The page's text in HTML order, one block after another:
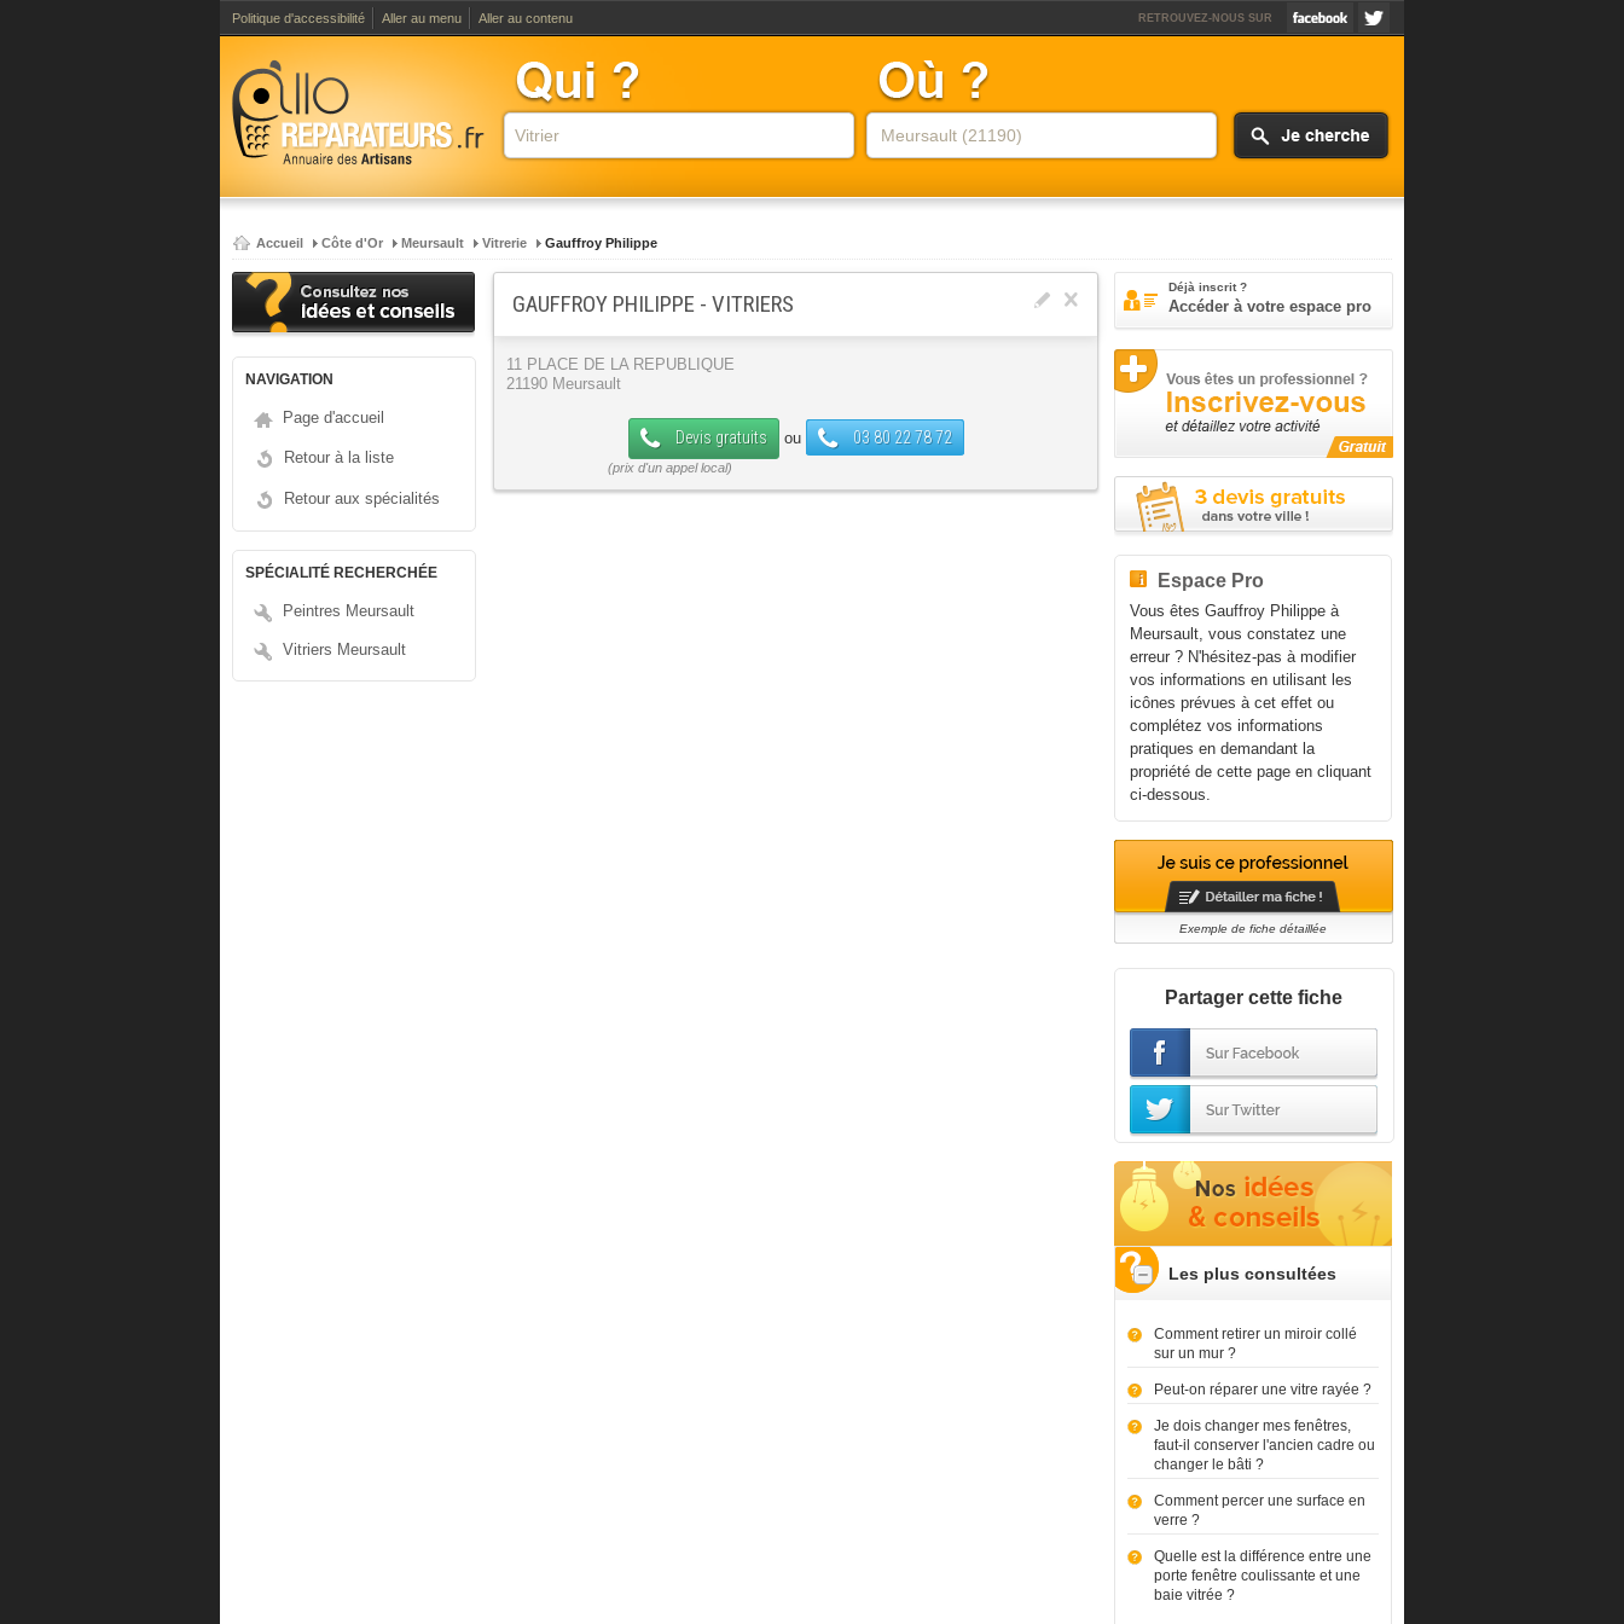
Politique d'accessibilité Aller au menu Aller au contenu RETROUVEZ-NOUS SUR
Accueil Côte d'Or Meursault Vitrerie Gauffroy Philippe
NAVIGATION
Page d'accueil
Retour à la liste
Retour aux spécialités
SPÉCIALITÉ RECHERCHÉE
Peintres Meursault
Vitriers Meursault
GAUFFROY PHILIPPE - VITRIERS
11 PLACE DE LA REPUBLIQUE
21190 Meursault
Devis gratuits ou 03 80 22 78 72
Déjà inscrit ?
Accéder à votre espace pro
Espace Pro
Vous êtes Gauffroy Philippe à
Meursault, vous constatez une
erreur ? N'hésitez-pas à modifier
vos informations en utilisant les
icônes prévues à cet effet ou
complétez vos informations
pratiques en demandant la
propriété de cette page en cliquant
ci-dessous.
Exemple de fiche détaillée
Partager cette fiche
Les plus consultées
Comment retirer un miroir collé
sur un mur ?
Peut-on réparer une vitre rayée ?
Je dois changer mes fenêtres,
faut-il conserver l'ancien cadre ou
changer le bâti ?
Comment percer une surface en
verre ?
Quelle est la différence entre une
porte fenêtre coulissante et une
baie vitrée ?